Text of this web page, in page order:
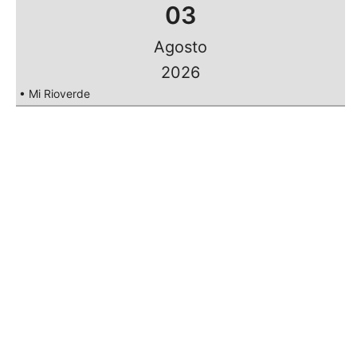
03
Agosto
2026
• Mi Rioverde